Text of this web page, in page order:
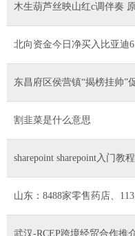
木生葫芦丝映山红c调伴奏
北向资金今日净买入比亚迪
东昌府区侯营镇“揭榜挂帅”
割韭菜是什么意思
sharepoint sharepoint入门教程
山东：8488家零售药店、
武汉-RCEP跨境经贸合作推